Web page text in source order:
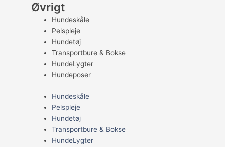
Øvrigt
Hundeskåle
Pelspleje
Hundetøj
Transportbure & Bokse
HundeLygter
Hundeposer
Hundeskåle
Pelspleje
Hundetøj
Transportbure & Bokse
HundeLygter